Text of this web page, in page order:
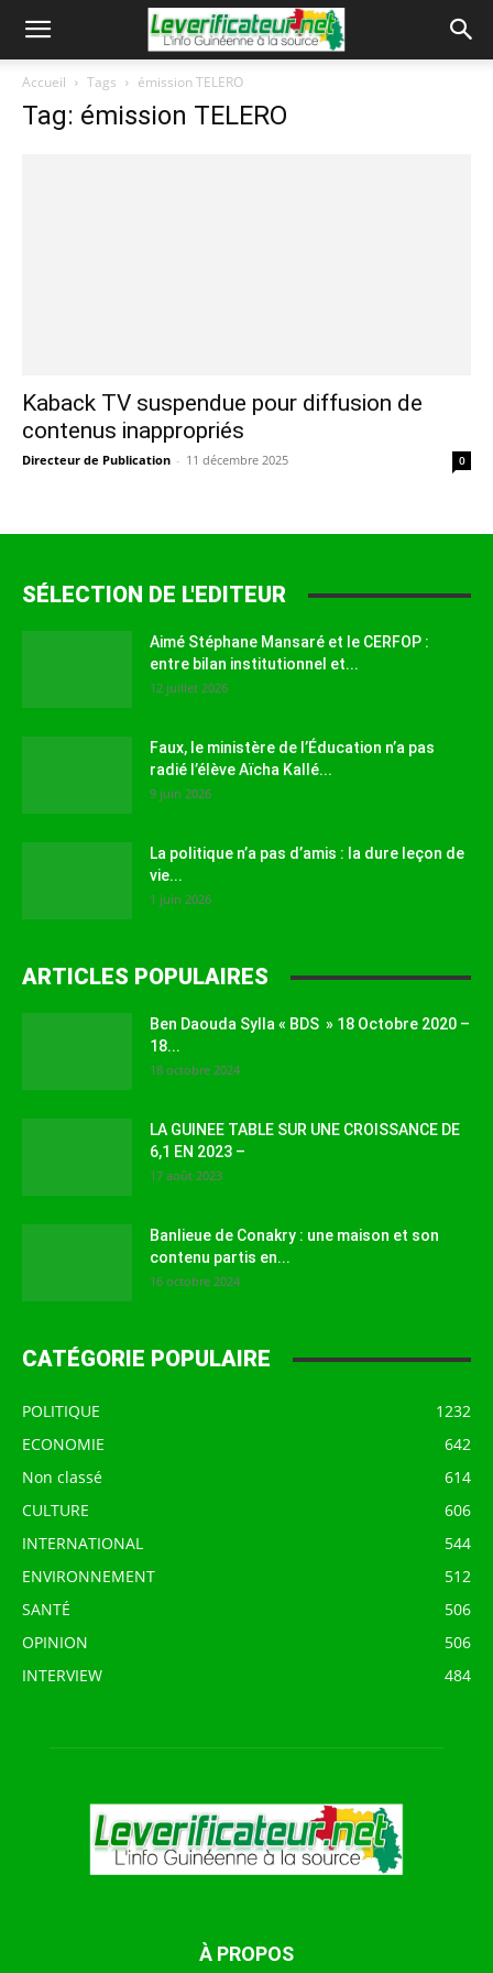
Accueil Tags émission TELERO
Tag: émission TELERO
Kaback TV suspendue pour diffusion de
contenus inappropriés
Directeur de Publication - 11 décembre 2025 0
SÉLECTION DE L'EDITEUR
Aimé Stéphane Mansaré et le CERFOP :
entre bilan institutionnel et...
12 juillet 2026
Faux, le ministère de l’Éducation n’a pas
radié l’élève Aïcha Kallé...
9 juin 2026
La politique n’a pas d’amis : la dure leçon de
vie...
1 juin 2026
ARTICLES POPULAIRES
Ben Daouda Sylla « BDS » 18 Octobre 2020 –
18...
18 octobre 2024
LA GUINEE TABLE SUR UNE CROISSANCE DE
6,1 EN 2023 –
17 août 2023
Banlieue de Conakry : une maison et son
contenu partis en...
16 octobre 2024
CATÉGORIE POPULAIRE
POLITIQUE
1232
ECONOMIE
642
Non classé
614
CULTURE
606
INTERNATIONAL
544
ENVIRONNEMENT
512
SANTÉ
506
OPINION
506
INTERVIEW
484
À PROPOS